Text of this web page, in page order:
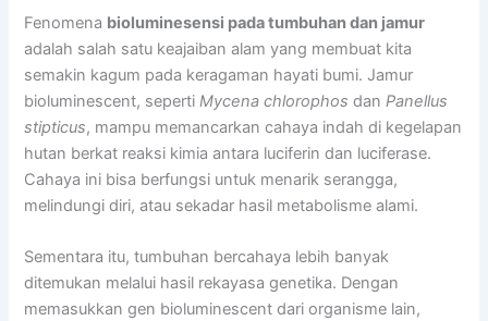
Fenomena bioluminesensi pada tumbuhan dan jamur
adalah salah satu keajaiban alam yang membuat kita
semakin kagum pada keragaman hayati bumi. Jamur
bioluminescent, sepertiMycena chlorophos danPanellus
stipticus, mampu memancarkan cahaya indah di kegelapan
hutan berkat reaksi kimia antara luciferin dan luciferase.
Cahaya ini bisa berfungsi untuk menarik serangga,
melindungi diri, atau sekadar hasil metabolisme alami.
Sementara itu, tumbuhan bercahaya lebih banyak
ditemukan melalui hasil rekayasa genetika. Dengan
memasukkan gen bioluminescent dari organisme lain,